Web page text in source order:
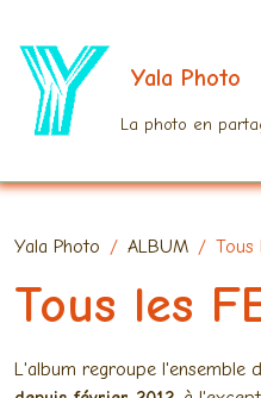
Yala Photo
La photo en
Yala Photo ALBUM Tous
Tous les
L'album regroupe l'ensemble